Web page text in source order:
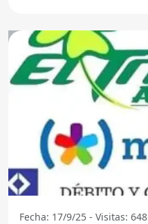
Fecha: 17/9/25 - Visitas: 648